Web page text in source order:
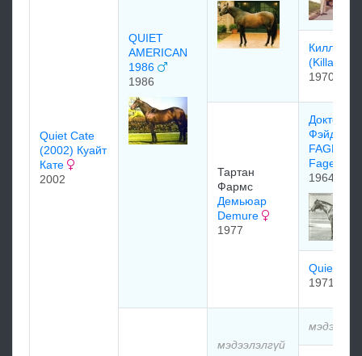
Quiet Cate
(2002) Куайт
Кате
2002
QUIET
AMERICAN
1986
1986
Киллалоу
(Killaloe)
1970
Тартан
Фармс
Демьюар
Demure
1977
Доктор
Фэйджер
FAGER/Dr
Fager
1964
Quiet
1971
мэдээлэлгүй